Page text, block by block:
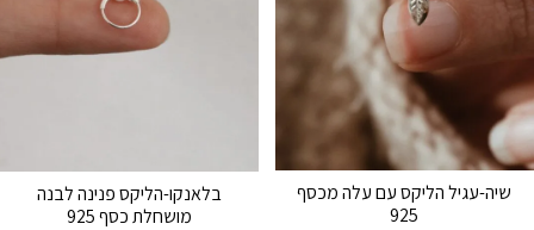
שיה-עגיל הליקס עם עלה מכסף
925
בלאנקו-הליקס פנינה לבנה
מושחלת כסף 925